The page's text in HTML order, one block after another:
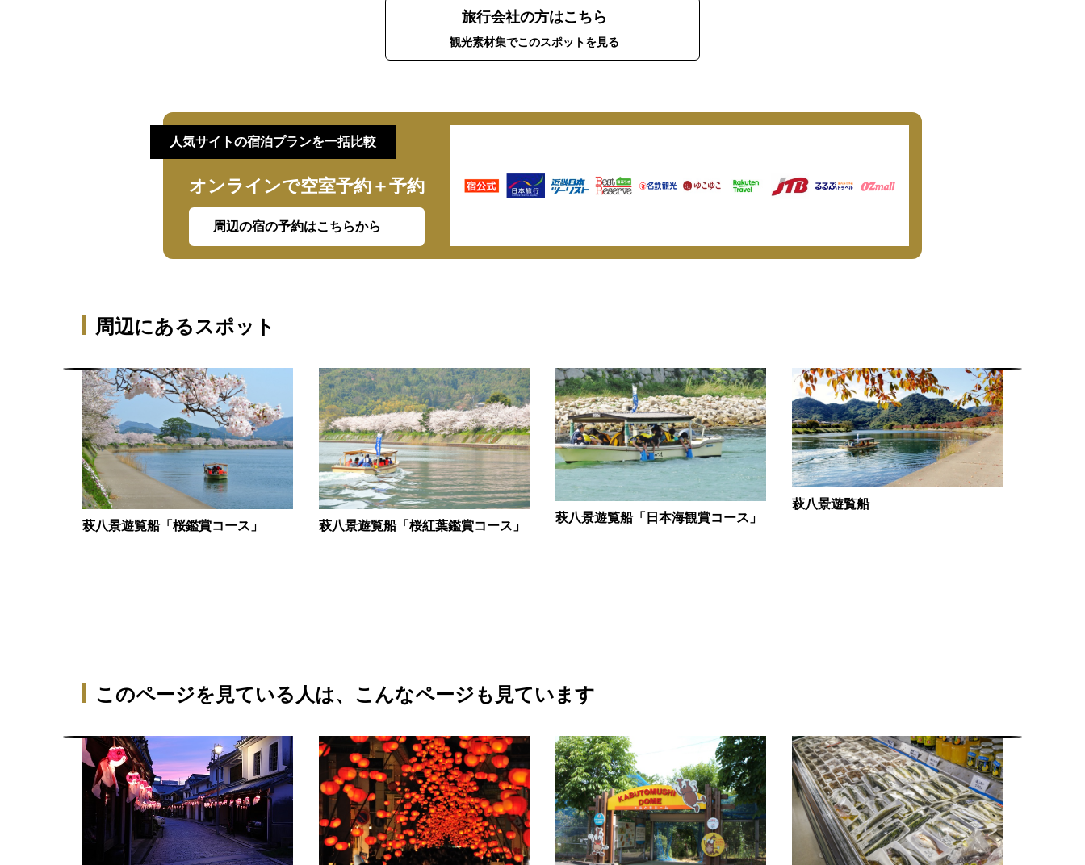
旅行会社の方はこちら
観光素材集でこのスポットを見る
人気サイトの宿泊プランを一括比較
オンラインで空室予約＋予約
周辺の宿の予約はこちらから
周辺にあるスポット
萩八景遊覧船「桜鑑賞コース」 萩八景遊覧船「桜紅葉鑑賞コース」
萩八景遊覧船「日本海観賞コース」
萩八景遊覧船
このページを見ている人は、 こんなページも見ています